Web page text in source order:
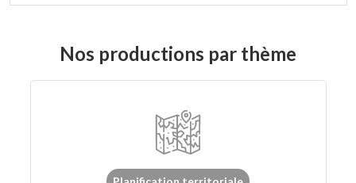
Nos productions par thème